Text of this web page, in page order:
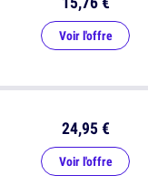
24,95 €
Voir l'offre
Voir l'offre